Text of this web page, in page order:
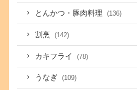
とんかつ・豚肉料理 (136)
割烹 (142)
カキフライ (78)
うなぎ (109)